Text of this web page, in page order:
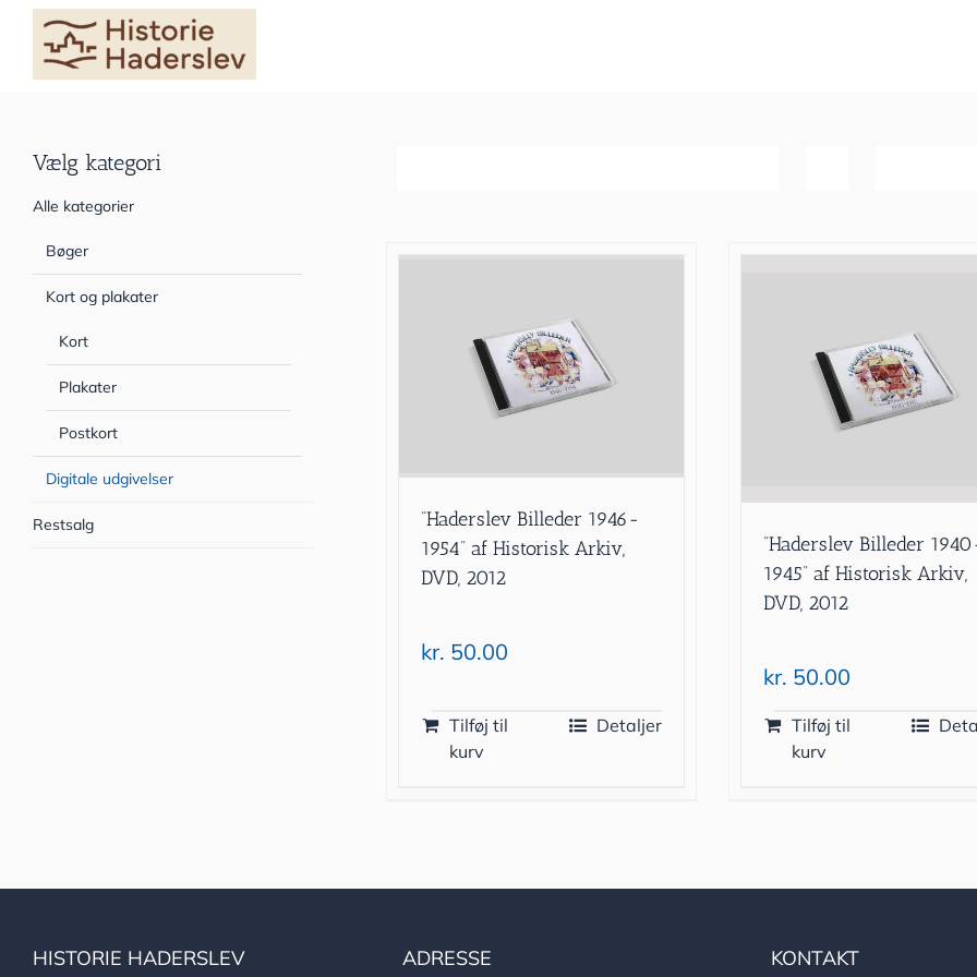
content
”Haderslev Billeder 1946-
1954” af Historisk Arkiv,
DVD, 2012
kr. 50.00
Tilføj til
kurv
Detaljer
”Haderslev Billeder
1945” af Historisk Arkiv,
DVD, 2012
kr. 50.00
Tilføj til
kurv
Vælg kategori
Alle kategorier
Bøger
Kort og plakater
Kort
Plakater
Postkort
Digitale udgivelser
Restsalg
HISTORIE HADERSLEV ADRESSE KONTAKT